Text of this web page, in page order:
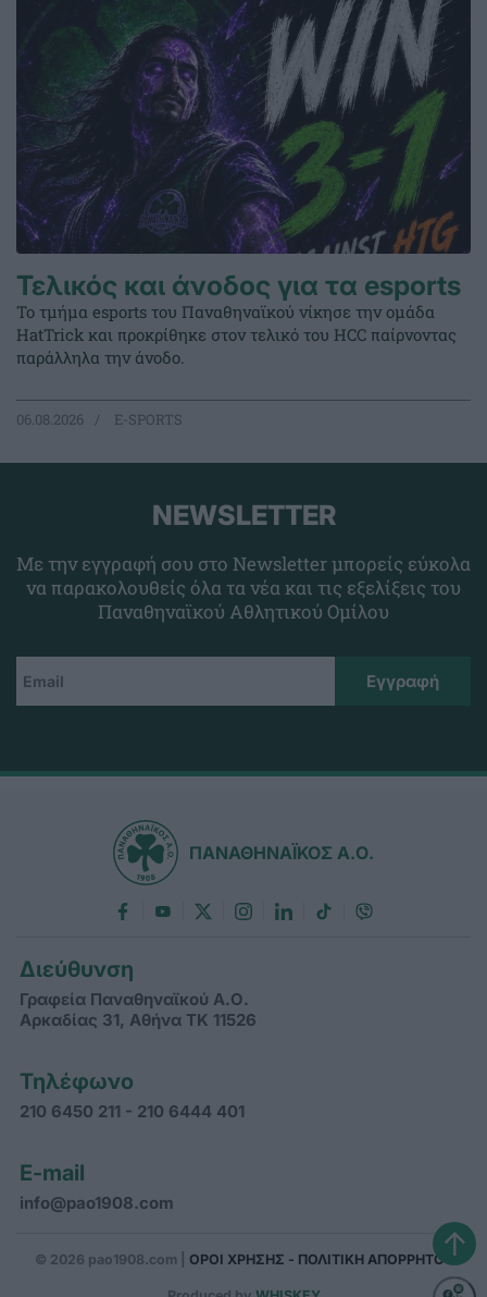
Τελικός και άνοδος για τα esports
Το τμήμα esports του Παναθηναϊκού νίκησε την ομάδα
HatTrick και προκρίθηκε στον τελικό του HCC παίρνοντας
παράλληλα την άνοδο.
06.08.2026 E-SPORTS
NEWSLETTER
Με την εγγραφή σου στο Newsletter μπορείς εύκολα
να παρακολουθείς όλα τα νέα και τις εξελίξεις του
Παναθηναϊκού Αθλητικού Ομίλου
ΠΑΝΑΘΗΝΑΪΚΟΣ Α.Ο.
Διεύθυνση
Γραφεία Παναθηναϊκού Α.Ο.
Αρκαδίας 31, Αθήνα ΤΚ 11526
Τηλέφωνο
210 6450 211 - 210 6444 401
E-mail
info@pao1908.com
© 2026 pao1908.com | ΟΡΟΙ ΧΡΗΣΗΣ - ΠΟΛΙΤΙΚΗ ΑΠΟΡΡΗΤΟΥ↑